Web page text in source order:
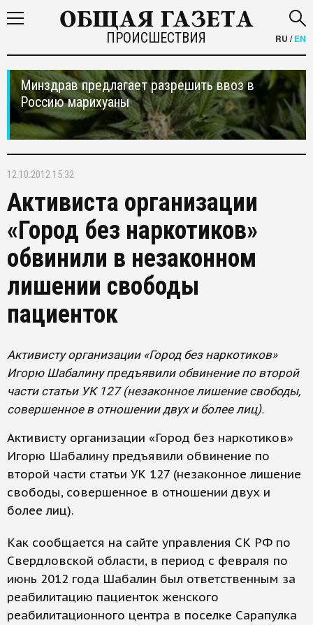
ПРОИСШЕСТВИЯ RU /EN
Минздрав предлагает разрешить ввоз в
Россию марихуаны
12.10.2012 15:32
Активиста организации
«Город без наркотиков»
обвинили в незаконном
лишении свободы
пациенток
Активисту организации «Город без наркотиков»
Игорю Шабалину предъявили обвинение по второй
части статьи УК 127 (незаконное лишение свободы,
совершенное в отношении двух и более лиц).
Активисту организации «Город без наркотиков»
Игорю Шабалину предъявили обвинение по
второй части статьи УК 127 (незаконное лишение
свободы, совершенное в отношении двух и
более лиц).
Как сообщается на сайте управления СК РФ по
Свердловской области, в период с февраля по
июнь 2012 года Шабалин был ответственным за
реабилитацию пациенток женского
реабилитационного центра в поселке Сарапулка